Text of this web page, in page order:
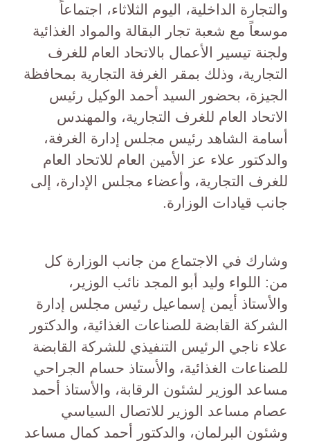
والتجارة الداخلية، اليوم الثلاثاء، اجتماعاً
موسعاً مع شعبة تجار البقالة والمواد الغذائية
ولجنة تيسير الأعمال بالاتحاد العام للغرف
التجارية، وذلك بمقر الغرفة التجارية بمحافظة
الجيزة، بحضور السيد أحمد الوكيل رئيس
الاتحاد العام للغرف التجارية، والمهندس
أسامة الشاهد رئيس مجلس إدارة الغرفة،
والدكتور علاء عز الأمين العام للاتحاد العام
للغرف التجارية، وأعضاء مجلس الإدارة، إلى
جانب قيادات الوزارة.
وشارك في الاجتماع من جانب الوزارة كل
من: اللواء وليد أبو المجد نائب الوزير،
والأستاذ أيمن إسماعيل رئيس مجلس إدارة
الشركة القابضة للصناعات الغذائية، والدكتور
علاء ناجي الرئيس التنفيذي للشركة القابضة
للصناعات الغذائية، والأستاذ حسام الجراحي
مساعد الوزير لشئون الرقابة، والأستاذ أحمد
عصام مساعد الوزير للاتصال السياسي
وشئون البرلمان، والدكتور أحمد كمال مساعد